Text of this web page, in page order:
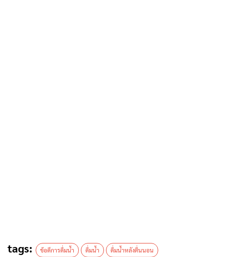
tags: ข้อดีการดื่มน้ำ ดื่มน้ำ ดื่มน้ำหลังตื่นนอน